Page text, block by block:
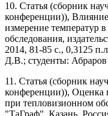
10. Статья (сборник
конференции)),
измерение температур
обследования,
2014, 81-85 с., 0,3125
Д.В.; студенты: Абраров
11. Статья (сборник
конференции)), Оценка
при тепловизионном